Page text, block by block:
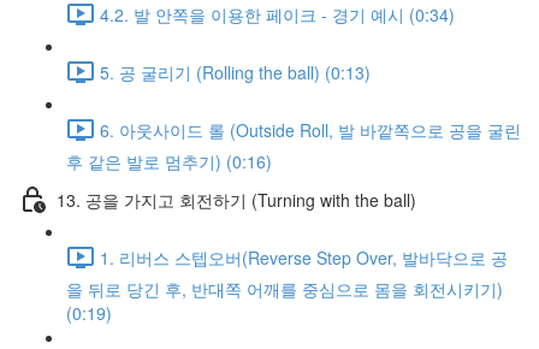
4.2. 발 안쪽을 이용한 페이크 - 경기 예시 (0:34)
5. 공 굴리기 (Rolling the ball) (0:13)
6. 아웃사이드 롤 (Outside Roll, 발 바깥쪽으로 공을 굴린
후 같은 발로 멈추기) (0:16)
13. 공을 가지고 회전하기 (Turning with the ball)
1. 리버스 스텝오버(Reverse Step Over, 발바닥으로 공
을 뒤로 당긴 후, 반대쪽 어깨를 중심으로 몸을 회전시키기)
(0:19)